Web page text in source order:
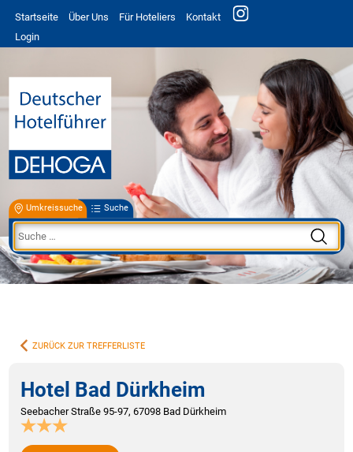
Startseite Über Uns Für Hoteliers
Kontakt
Login
Umkreissuche Suche
ZURÜCK ZUR TREFFERLISTE
Hotel Bad Dürkheim
Seebacher Straße 95-97, 67098 Bad Dürkheim